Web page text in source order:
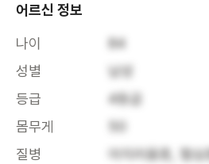
어르신 정보
나이
84
성별
남성
등급
4등급
몸무게
50
질병
어지러움증, 협